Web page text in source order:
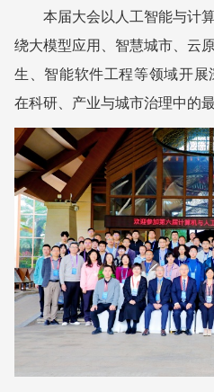
本届大会以人工智能与计
绕大模型应用、智慧城市、云
生、智能软件工程等领域开
在科研、产业与城市治理中的